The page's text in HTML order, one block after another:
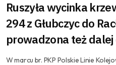
Ruszyła wycinka
294 z Głubczyc do
prowadzona też dalej
W marcu br. PKP Polskie Linie